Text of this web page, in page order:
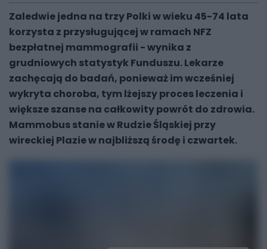
Zaledwie jedna na trzy Polki w wieku 45-74 lata
korzysta z przysługującej w ramach NFZ
bezpłatnej mammografii - wynika z
grudniowych statystyk Funduszu. Lekarze
zachęcają do badań, ponieważ im wcześniej
wykryta choroba, tym lżejszy proces leczenia i
większe szanse na całkowity powrót do zdrowia.
Mammobus stanie w Rudzie Śląskiej przy
wireckiej Plazie w najbliższą środę i czwartek.